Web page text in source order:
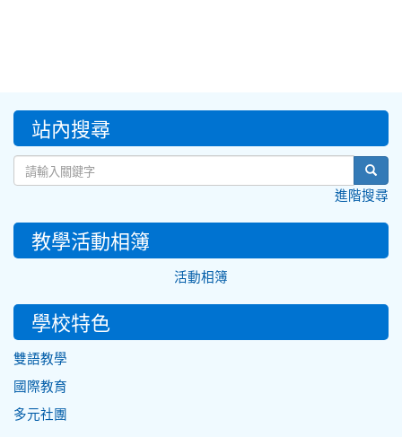
::: 站內搜尋
進階搜尋
教學活動相簿
活動相簿
學校特色
雙語教學
國際教育
多元社團